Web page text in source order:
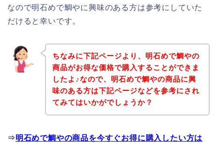
なので明石めで鯛やに興味のある方は参考にしていた
だけると幸いです。
ちなみに下記ページより、明石めで鯛やの
商品がお得な価格で購入することができま
したよ♪なので、明石めで鯛やの商品に興
味のある方は下記ページなどを参考にされ
てみてはいかがでしょうか？
⇒明石めで鯛やの商品を今すぐお得に購入したい方は